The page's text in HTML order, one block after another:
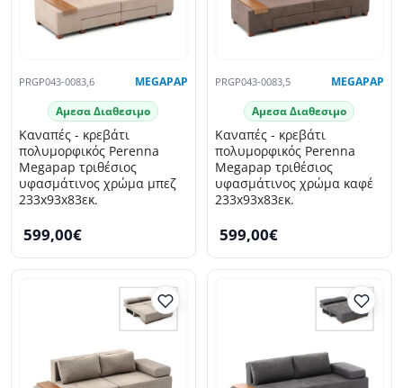
PRGP043-0083,6 MEGAPAP
Αμεσα Διαθεσιμο
Καναπές - κρεβάτι
πολυμορφικός Perenna
Megapap τριθέσιος
υφασμάτινος χρώμα μπεζ
233x93x83εκ.
599,00€
PRGP043-0083,5 MEGAPAP
Αμεσα Διαθεσιμο
Καναπές - κρεβάτι
πολυμορφικός Perenna
Megapap τριθέσιος
υφασμάτινος χρώμα καφέ
233x93x83εκ.
599,00€